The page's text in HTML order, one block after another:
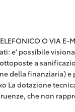
O VIA E-
e' possibile
a
della finanziaria)
La dotazione
che non